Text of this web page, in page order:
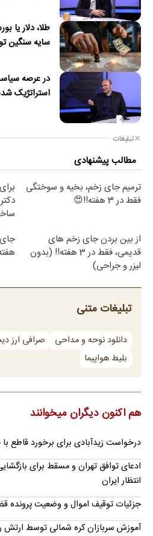
طلا، دلار یا
سایه سنگین
در عرصه
استراتژیک
تبلیغات
مطالب پیشنهادی
ترمیم جای زخم، بخیه و سوختگی
فقط در 3 هفته!!😍
از بین بردن جای زخم های
قدیمی، فقط در 3 هفته!! (بدون
لیزر و جراحی)
تبلیغات متنی
دانلود نوحه و مداحی صرافی ارز
بلیط هواپیما
هم اکنون دیگران میخوانند
درخواست زیدآبادی برای برخورد قاطع
ادعای توافق تهران و مسقط برای
انتظار ایران
جزئیات توقیف اموال و وضعیت پرونده
آموزش سربازان کره شمالی توسط ارتش